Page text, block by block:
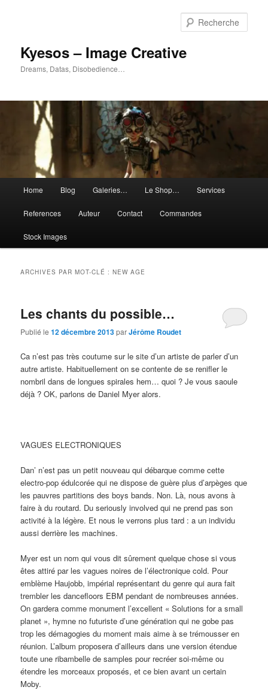
Kyesos – Image Creative
Dreams, Datas, Disobedience…
principal
Home Blog Galeries… Le Shop… Services
References Auteur Contact Commandes
Stock Images
ARCHIVES PAR MOT-CLÉ :NEW AGE
Les chants du possible…
Publié le12 décembre 2013parJérôme Roudet
Ca n’est pas très coutume sur le site d’un artiste de parler d’un
autre artiste. Habituellement on se contente de se renifler le
nombril dans de longues spirales hem… quoi ? Je vous saoule
déjà ? OK, parlons de Daniel Myer alors.
VAGUES ELECTRONIQUES
Dan’ n’est pas un petit nouveau qui débarque comme cette
electro-pop édulcorée qui ne dispose de guère plus d’arpèges que
les pauvres partitions des boys bands. Non. Là, nous avons à
faire à du routard. Du seriously involved qui ne prend pas son
activité à la légère. Et nous le verrons plus tard : a un individu
aussi derrière les machines.
Myer est un nom qui vous dit sûrement quelque chose si vous
êtes attiré par les vagues noires de l’électronique cold. Pour
emblème Haujobb, impérial représentant du genre qui aura fait
trembler les dancefloors EBM pendant de nombreuses années.
On gardera comme monument l’excellent « Solutions for a small
planet », hymne no futuriste d’une génération qui ne gobe pas
trop les démagogies du moment mais aime à se trémousser en
réunion. L’album proposera d’ailleurs dans une version étendue
toute une ribambelle de samples pour recréer soi-même ou
étendre les morceaux proposés, et ce bien avant un certain
Moby.